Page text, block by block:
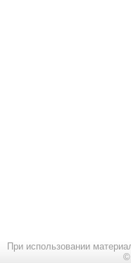
При использовании